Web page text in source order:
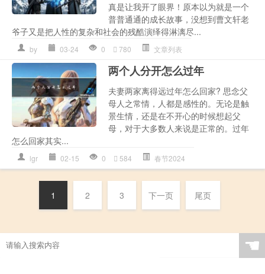
真是让我开了眼界！原本以为就是一个
普普通通的成长故事，没想到曹文轩老
爷子又是把人性的复杂和社会的残酷演绎得淋漓尽...
by 03-24 0 780 文章列表
两个人分开怎么过年
夫妻两家离得远过年怎么回家? 思念父
母人之常情，人都是感性的。无论是触
景生情，还是在不开心的时候想起父
母，对于大多数人来说是正常的。过年
怎么回家其实...
lgr 02-15 0 584 春节2024
1 2 3 下一页 尾页
☚